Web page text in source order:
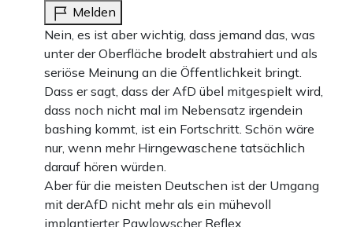
Melden
Nein, es ist aber wichtig, dass jemand das, was
unter der Oberfläche brodelt abstrahiert und als
seriöse Meinung an die Öffentlichkeit bringt.
Dass er sagt, dass der AfD übel mitgespielt wird,
dass noch nicht mal im Nebensatz irgendein
bashing kommt, ist ein Fortschritt. Schön wäre
nur, wenn mehr Hirngewaschene tatsächlich
darauf hören würden.
Aber für die meisten Deutschen ist der Umgang
mit derAfD nicht mehr als ein mühevoll
implantierter Pawlowscher Reflex.